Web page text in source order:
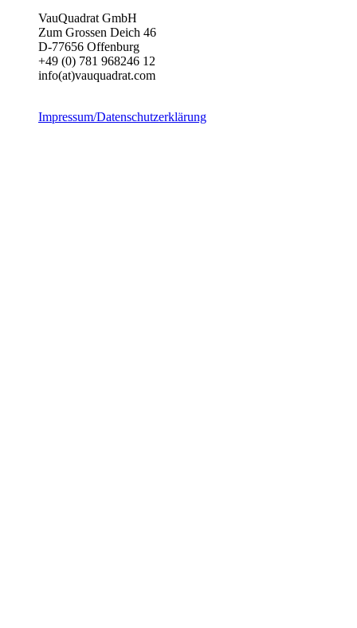
VauQuadrat GmbH
Zum Grossen Deich 46
D-77656 Offenburg
+49 (0) 781 968246 12
info(at)vauquadrat.com
Impressum/Datenschutzerklärung